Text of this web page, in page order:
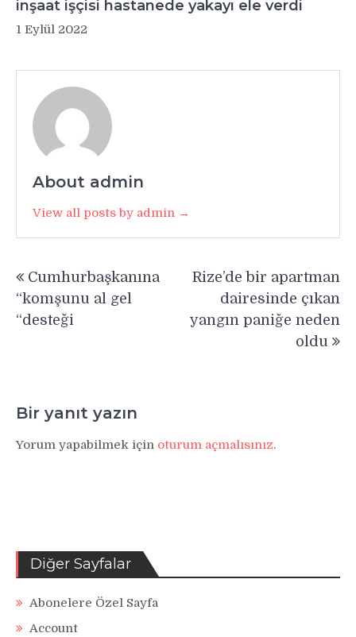
inşaat işçisi hastanede yakayı ele verdi
1 Eylül 2022
About admin
View all posts by admin →
gezinmesi
Cumhurbaşkanına
“komşunu al gel
“desteği
Rize’de bir apartman
dairesinde çıkan
yangın paniğe neden
oldu
Bir yanıt yazın
Yorum yapabilmek için oturum açmalısınız.
Diğer Sayfalar
Abonelere Özel Sayfa
Account